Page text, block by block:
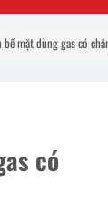
bề mặt dùng gas có
có